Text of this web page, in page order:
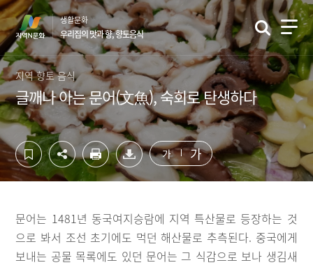
컨
텐
츠
영
역
바
로
가
기
하
단
영
역
바
로
가
기
생활문화
우리집의 맛과 향, 향토음식
지역 향토 음식
글깨나 아는 문어(文魚), 숙회로 탄생하다
가 가
문어는 1481년 동국여지승람에 지역 특산물로 등장하는 것
으로 봐서 조선 초기에도 먹던 해산물로 추측된다. 중국에게
보내는 공물 목록에도 있던 문어는 그 식감으로 보나 생김새